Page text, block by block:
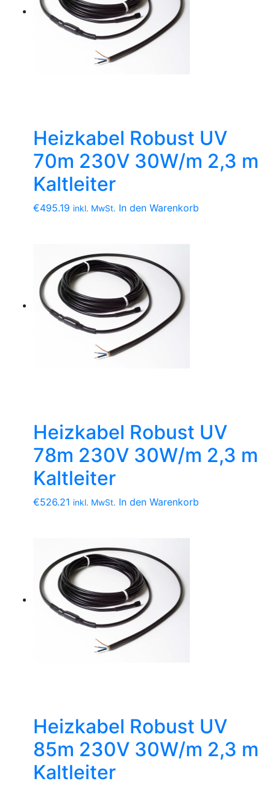
Heizkabel Robust UV
70m 230V 30W/m 2,3 m
Kaltleiter
€495.19 inkl. MwSt. In den Warenkorb
Heizkabel Robust UV
78m 230V 30W/m 2,3 m
Kaltleiter
€526.21 inkl. MwSt. In den Warenkorb
Heizkabel Robust UV
85m 230V 30W/m 2,3 m
Kaltleiter